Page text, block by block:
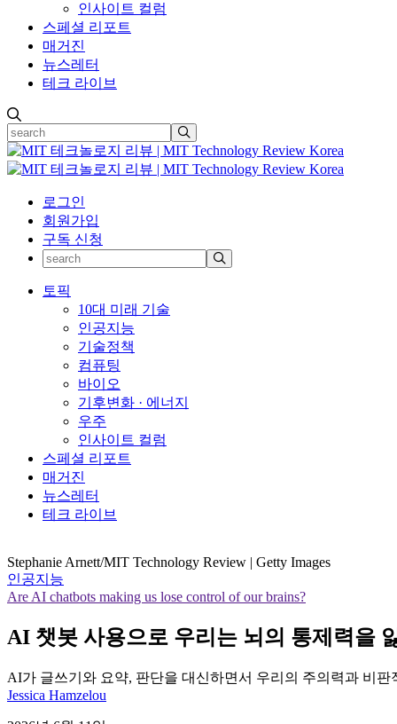
인사이트 컬럼
스페셜 리포트
매거진
뉴스레터
테크 라이브
로그인
회원가입
구독 신청
토픽
10대 미래 기술
인공지능
기술정책
컴퓨팅
바이오
기후변화 · 에너지
우주
인사이트 컬럼
스페셜 리포트
매거진
뉴스레터
테크 라이브
Stephanie Arnett/MIT Technology Review | Getty Images
인공지능
Are AI chatbots making us lose control of our brains?
AI 챗봇 사용으로 우리는 뇌의 통제력을
AI가 글쓰기와 요약, 판단을 대신하면서 우리의 주의력과 비
Jessica Hamzelou